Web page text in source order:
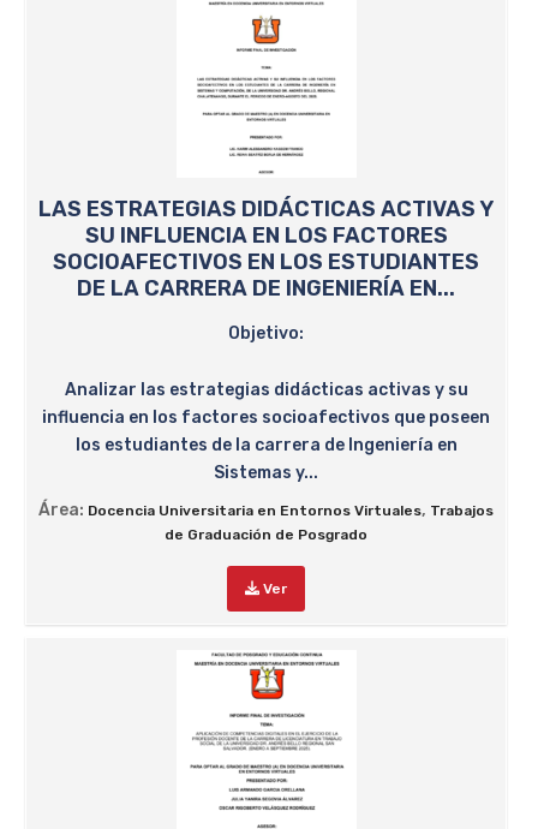
LAS ESTRATEGIAS DIDÁCTICAS ACTIVAS Y
SU INFLUENCIA EN LOS FACTORES
SOCIOAFECTIVOS EN LOS ESTUDIANTES
DE LA CARRERA DE INGENIERÍA EN...
Objetivo:
Analizar las estrategias didácticas activas y su
influencia en los factores socioafectivos que poseen
los estudiantes de la carrera de Ingeniería en
Sistemas y...
Área: Docencia Universitaria en Entornos Virtuales, Trabajos
de Graduación de Posgrado
Ver